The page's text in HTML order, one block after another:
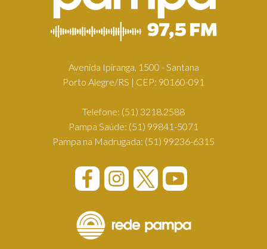
Avenida Ipiranga, 1500 - Santana
Porto Alegre/RS | CEP: 90160-091
Telefone: (51) 3218.2588
Pampa Saúde: (51) 99841-5071
Pampa na Madrugada: (51) 99236-6315